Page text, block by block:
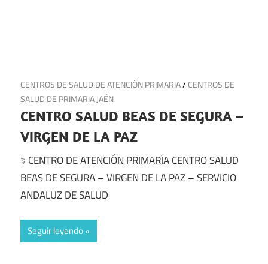
13 de julio de 2025
CENTROS DE SALUD DE ATENCIÓN PRIMARIA/CENTROS DE
SALUD DE PRIMARIA JAÉN
CENTRO SALUD BEAS DE SEGURA –
VIRGEN DE LA PAZ
⚕️ CENTRO DE ATENCIÓN PRIMARÍA CENTRO SALUD
BEAS DE SEGURA – VIRGEN DE LA PAZ – SERVICIO
ANDALUZ DE SALUD
Seguir leyendo